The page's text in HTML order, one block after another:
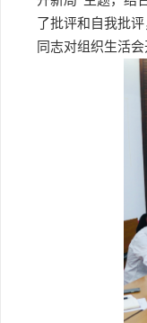
了批评和自我批
同志对组织生活